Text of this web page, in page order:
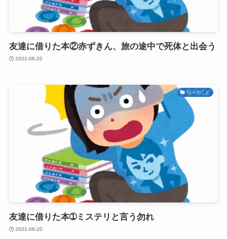
友達に借りた本②赤ずきん、旅の途中で死体と出会う
2021-06-20
日々のこと
友達に借りた本➀ミステリと言う勿れ
2021-06-20